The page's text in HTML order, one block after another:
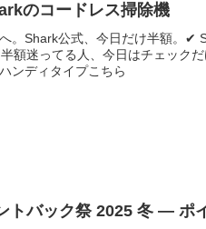
のコードレス掃除機
。Shark公式、今日だけ半額。✔
額迷ってる人、今日はチェック
ンディタイプこちら
トバック祭 2025 冬 — ポ